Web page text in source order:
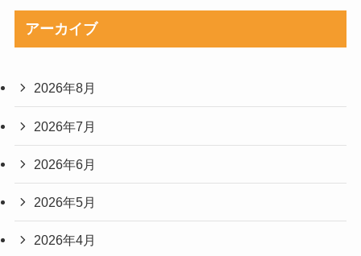
アーカイブ
2026年8月
2026年7月
2026年6月
2026年5月
2026年4月